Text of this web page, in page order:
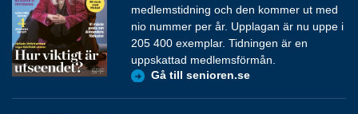
medlemstidning och den kommer ut med
nio nummer per år. Upplagan är nu uppe i
205 400 exemplar. Tidningen är en
uppskattad medlemsförmån.
Gå till senioren.se